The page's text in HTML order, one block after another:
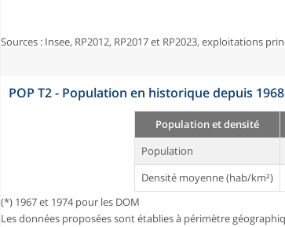
Sources : Insee, RP2012, RP2017 et RP2023, exploitations
POP T2 - Population en historique depuis 1968
Population et densité
Population
Densité moyenne (hab/km²)
(*) 1967 et 1974 pour les DOM
Les données proposées sont établies à périmètre